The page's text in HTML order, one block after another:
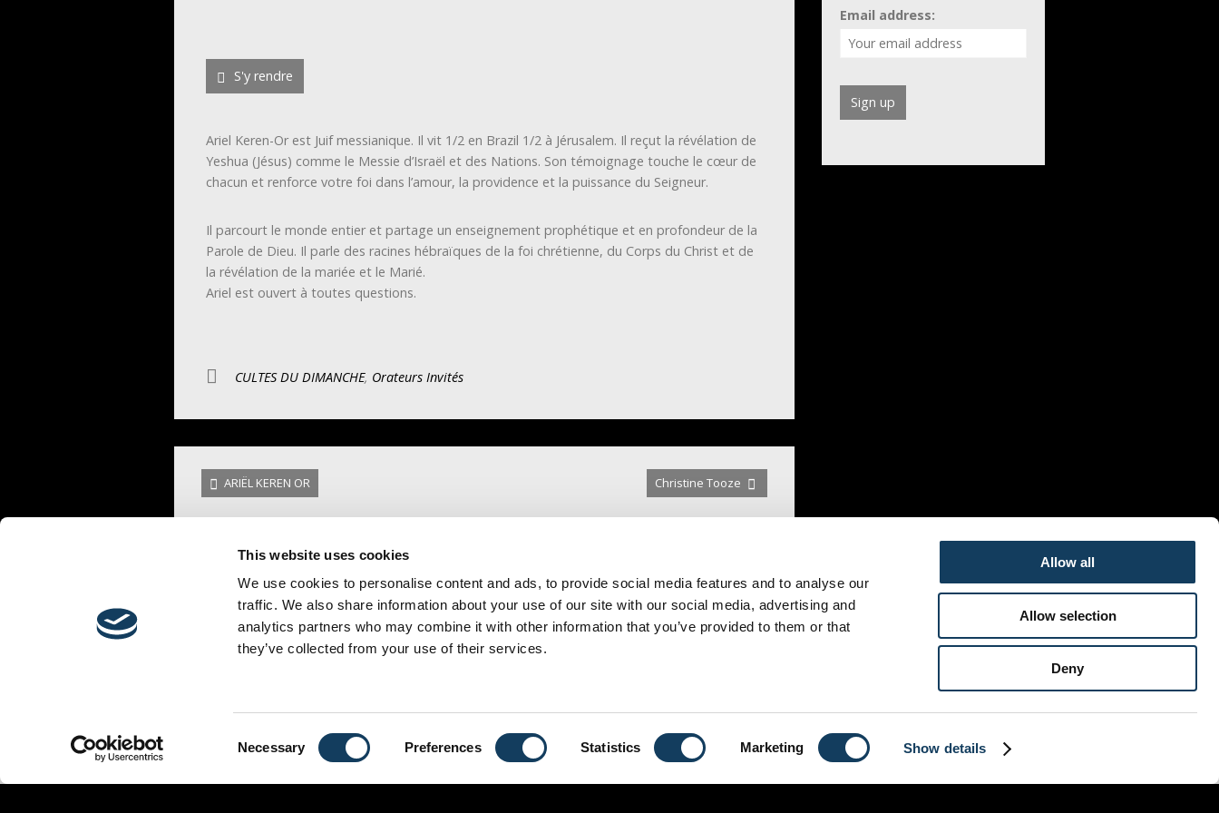
This website uses cookies
We use cookies to personalise content and ads, to provide social media features and to analyse our
traffic. We also share information about your use of our site with our social media, advertising and
analytics partners who may combine it with other information that you’ve provided to them or that
they’ve collected from your use of their services.
Necessary Preferences Statistics Marketing Show details
Allow all
Allow selection
Deny
S'y rendre
Ariel Keren-Or est Juif messianique. Il vit 1/2 en Brazil 1/2 à Jérusalem. Il reçut la révélation de
Yeshua (Jésus) comme le Messie d’Israël et des Nations. Son témoignage touche le cœur de
chacun et renforce votre foi dans l’amour, la providence et la puissance du Seigneur.
Il parcourt le monde entier et partage un enseignement prophétique et en profondeur de la
Parole de Dieu. Il parle des racines hébraïques de la foi chrétienne, du Corps du Christ et de
la révélation de la mariée et le Marié.
Ariel est ouvert à toutes questions.
CULTES DU DIMANCHE, Orateurs Invités
ARIËL KEREN OR Christine Tooze
Email address:
+32473924235
Copyright © 2026 heartbeatchurch.be.